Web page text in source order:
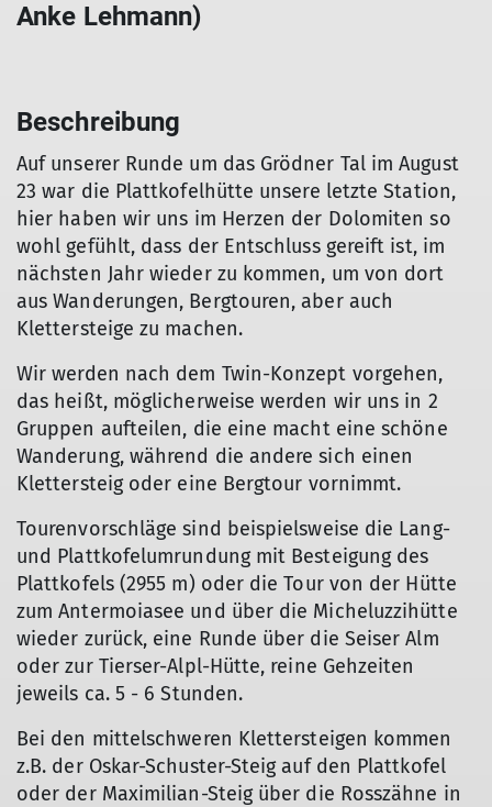
Anke Lehmann)
Beschreibung
Auf unserer Runde um das Grödner Tal im August
23 war die Plattkofelhütte unsere letzte Station,
hier haben wir uns im Herzen der Dolomiten so
wohl gefühlt, dass der Entschluss gereift ist, im
nächsten Jahr wieder zu kommen, um von dort
aus Wanderungen, Bergtouren, aber auch
Klettersteige zu machen.
Wir werden nach dem Twin-Konzept vorgehen,
das heißt, möglicherweise werden wir uns in 2
Gruppen aufteilen, die eine macht eine schöne
Wanderung, während die andere sich einen
Klettersteig oder eine Bergtour vornimmt.
Tourenvorschläge sind beispielsweise die Lang-
und Plattkofelumrundung mit Besteigung des
Plattkofels (2955 m) oder die Tour von der Hütte
zum Antermoiasee und über die Micheluzzihütte
wieder zurück, eine Runde über die Seiser Alm
oder zur Tierser-Alpl-Hütte, reine Gehzeiten
jeweils ca. 5 - 6 Stunden.
Bei den mittelschweren Klettersteigen kommen
z.B. der Oskar-Schuster-Steig auf den Plattkofel
oder der Maximilian-Steig über die Rosszähne in